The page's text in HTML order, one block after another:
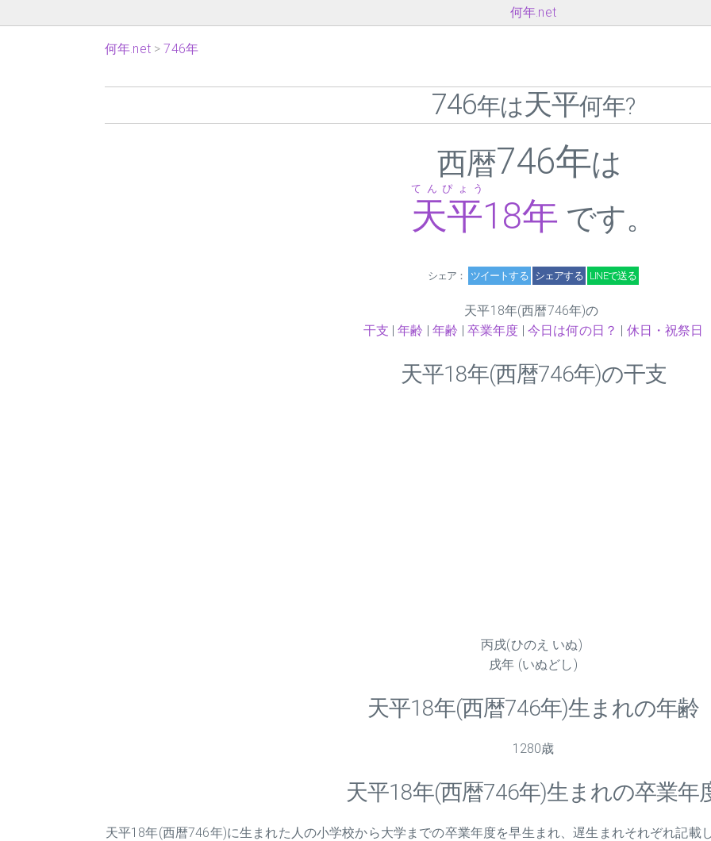
何年.net
何年.net 746年
746年は天平何年?
西暦746年は
天平18年
てんぴょう
です。
シェア： ツイートする シェアする LINEで送る
天平18年(西暦746年)の
干支 |年齢 |年齢 | 卒業年度 | 今日は何の日？ | 休日・祝祭日
天平18年(西暦746年)の干支
丙戌(ひのえ いぬ)
戌年 (いぬどし)
天平18年(西暦746年)生まれの年齢
1280歳
天平18年(西暦746年)生まれの卒業年
天平18年(西暦746年)に生まれた人の小学校から大学までの卒業年度を早生まれ、遅生まれそれぞれ記載